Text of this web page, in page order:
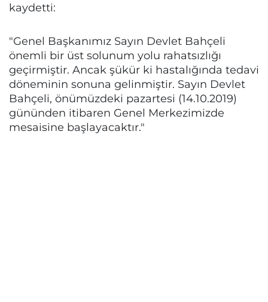
kaydetti:
"Genel Başkanımız Sayın Devlet Bahçeli
önemli bir üst solunum yolu rahatsızlığı
geçirmiştir. Ancak şükür ki hastalığında tedavi
döneminin sonuna gelinmiştir. Sayın Devlet
Bahçeli, önümüzdeki pazartesi (14.10.2019)
gününden itibaren Genel Merkezimizde
mesaisine başlayacaktır."